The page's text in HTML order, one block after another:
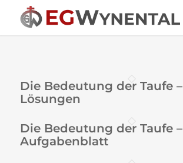
Die Bedeutung der Taufe –
Lösungen
Die Bedeutung der Taufe –
Aufgabenblatt